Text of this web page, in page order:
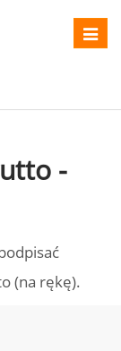
-
(na rękę).